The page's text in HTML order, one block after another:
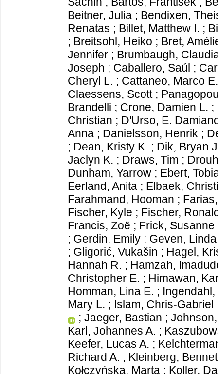
Beitner, Julia ; Bendixen,
Renatas ; Billet, Matthew I. ;
; Breitsohl, Heiko ; Bret,
Jennifer ; Brumbaugh,
Joseph ; Caballero, Saúl ;
Cheryl L. ; Cattaneo, Marco
Claessens, Scott;
Brandelli ; Crone, Damien L. ;
Christian ; D'Urso, E.
Anna ; Danielsson, Henrik ;
; Dean, Kristy K. ; Dik, Bryan
Jaclyn K. ; Draws, Tim ;
Dunham, Yarrow ; Ebert,
Eerland, Anita ; Elbaek,
Farahmand, Hooman ;
Fischer, Kyle ; Fischer,
Francis, Zoë ; Frick, Susanne
; Gerdin, Emily ; Geven, Linda
; Gligorić, Vukašin ; Hagel,
Hannah R. ; Hamzah,
Christopher E. ; Himawan,
Homman, Lina E. ;
Mary L. ; Islam, Chris-Gabriel
; Jaeger, Bastian ;
Karl, Johannes A. ;
Keefer, Lucas A. ;
Richard A. ; Kleinberg,
Kołczyńska, Marta ; Koller,